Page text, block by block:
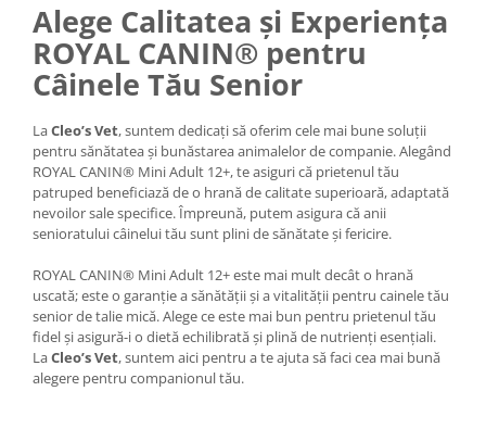
Alege Calitatea și Experiența
ROYAL CANIN® pentru
Câinele Tău Senior
LaCleo’s Vet, suntem dedicați să oferim cele mai bune soluții
pentru sănătatea și bunăstarea animalelor de companie. Alegând
ROYAL CANIN® Mini Adult 12+, te asiguri că prietenul tău
patruped beneficiază de o hrană de calitate superioară, adaptată
nevoilor sale specifice. Împreună, putem asigura că anii
senioratului câinelui tău sunt plini de sănătate și fericire.
ROYAL CANIN® Mini Adult 12+ este mai mult decât o hrană
uscată; este o garanție a sănătății și a vitalității pentru cainele tău
senior de talie mică. Alege ce este mai bun pentru prietenul tău
fidel și asigură-i o dietă echilibrată și plină de nutrienți esențiali.
LaCleo’s Vet, suntem aici pentru a te ajuta să faci cea mai bună
alegere pentru companionul tău.